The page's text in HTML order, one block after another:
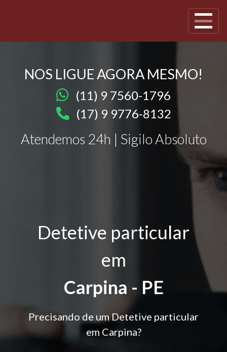
NOS LIGUE AGORA MESMO!
(11) 9 7560-1796
(17) 9 9776-8132
Atendemos 24h | Sigilo Absoluto
Detetive particular
em
Carpina - PE
Precisando de um Detetive particular
em Carpina?